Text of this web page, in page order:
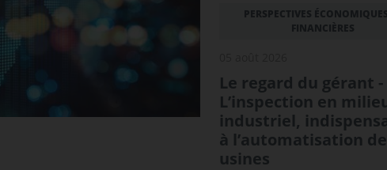
PERSPECTIVES
FINANCIÈRES
Le regard du gérant -
L’inspection en
industriel,
à l’automatisation
usines